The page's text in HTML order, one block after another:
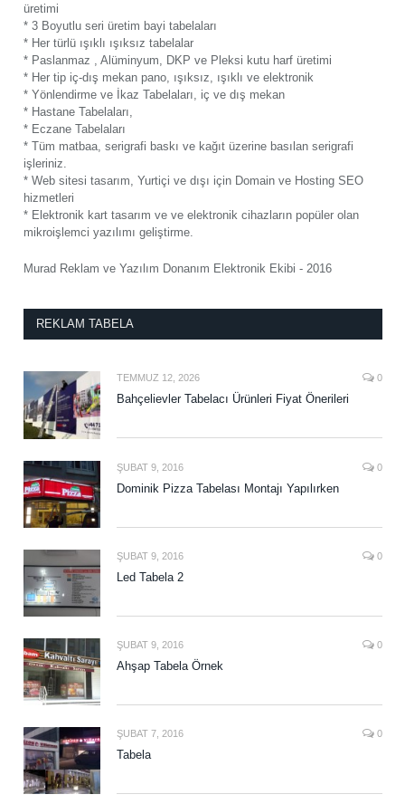
üretimi
* 3 Boyutlu seri üretim bayi tabelaları
* Her türlü ışıklı ışıksız tabelalar
* Paslanmaz , Alüminyum, DKP ve Pleksi kutu harf üretimi
* Her tip iç-dış mekan pano, ışıksız, ışıklı ve elektronik
* Yönlendirme ve İkaz Tabelaları, iç ve dış mekan
* Hastane Tabelaları,
* Eczane Tabelaları
* Tüm matbaa, serigrafi baskı ve kağıt üzerine basılan serigrafi
işleriniz.
* Web sitesi tasarım, Yurtiçi ve dışı için Domain ve Hosting SEO
hizmetleri
* Elektronik kart tasarım ve ve elektronik cihazların popüler olan
mikroişlemci yazılımı geliştirme.
Murad Reklam ve Yazılım Donanım Elektronik Ekibi - 2016
REKLAM TABELA
TEMMUZ 12, 2026 0
Bahçelievler Tabelacı Ürünleri Fiyat Önerileri
ŞUBAT 9, 2016 0
Dominik Pizza Tabelası Montajı Yapılırken
ŞUBAT 9, 2016 0
Led Tabela 2
ŞUBAT 9, 2016 0
Ahşap Tabela Örnek
ŞUBAT 7, 2016 0
Tabela